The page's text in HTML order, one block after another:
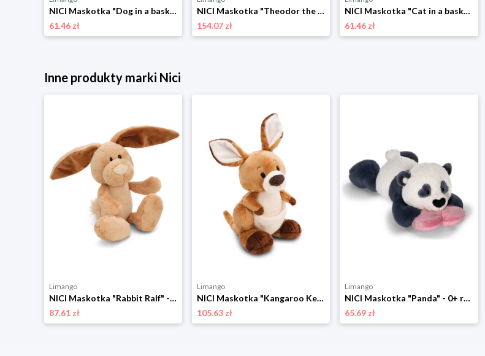
NICI Maskotka "Dog in a basket" - 0+ rozmiar: onesize
61.46 zł
NICI Maskotka "Theodor the Unicorn" - 0+ rozmiar: onesize
154.07 zł
NICI Maskotka "Cat in a basket" - 0+ rozmiar: onesize
61.46 zł
Inne produkty marki Nici
Limango
NICI Maskotka "Rabbit Ralf" - 0+ rozmiar: onesize
87.61 zł
Limango
NICI Maskotka "Kangaroo Kelly" - 0+ rozmiar: onesize
105.63 zł
Limango
NICI Maskotka "Panda" - 0+ rozmiar: onesize
65.69 zł